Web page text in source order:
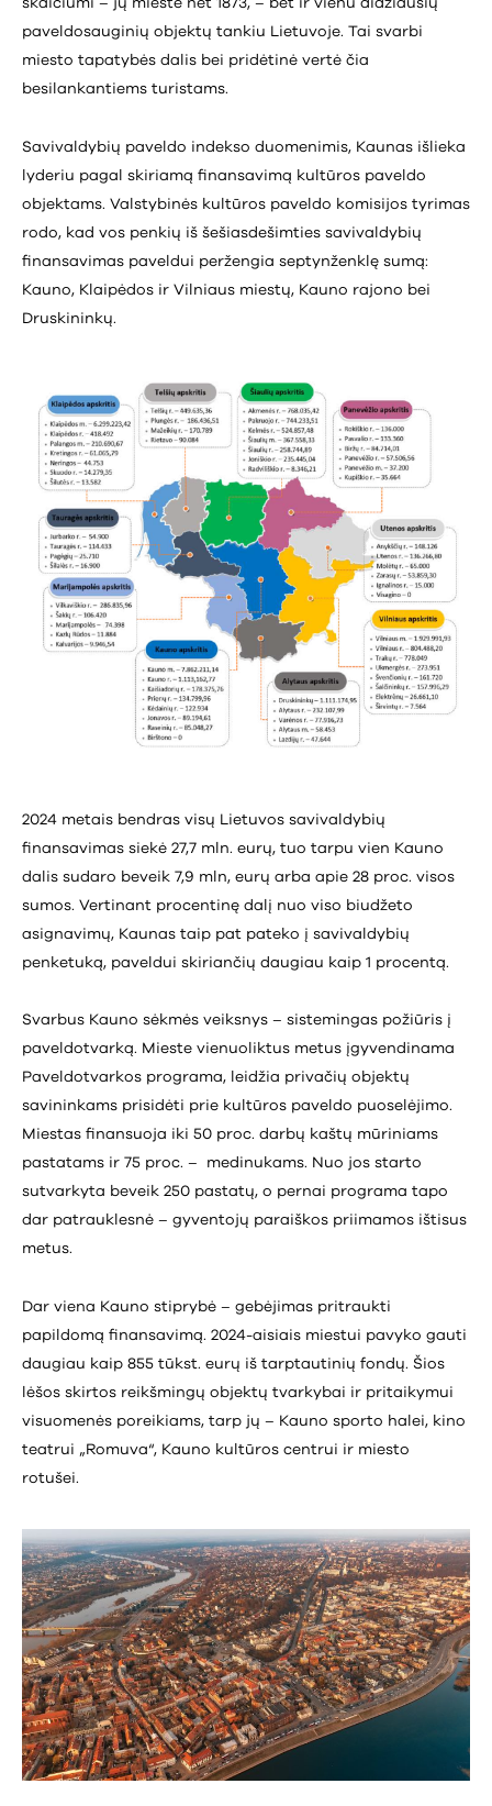
skaičiumi – jų mieste net 1873, – bet ir vienu didžiausių
paveldosauginių objektų tankiu Lietuvoje. Tai svarbi
miesto tapatybės dalis bei pridėtinė vertė čia
besilankantiems turistams.
Savivaldybių paveldo indekso duomenimis, Kaunas išlieka
lyderiu pagal skiriamą finansavimą kultūros paveldo
objektams. Valstybinės kultūros paveldo komisijos tyrimas
rodo, kad vos penkių iš šešiasdešimties savivaldybių
finansavimas paveldui peržengia septynženklę sumą:
Kauno, Klaipėdos ir Vilniaus miestų, Kauno rajono bei
Druskininkų.
2024 metais bendras visų Lietuvos savivaldybių
finansavimas siekė 27,7 mln. eurų, tuo tarpu vien Kauno
dalis sudaro beveik 7,9 mln, eurų arba apie 28 proc. visos
sumos. Vertinant procentinę dalį nuo viso biudžeto
asignavimų, Kaunas taip pat pateko į savivaldybių
penketuką, paveldui skiriančių daugiau kaip 1 procentą.
Svarbus Kauno sėkmės veiksnys – sistemingas požiūris į
paveldotvarką. Mieste vienuoliktus metus įgyvendinama
Paveldotvarkos programa, leidžia privačių objektų
savininkams prisidėti prie kultūros paveldo puoselėjimo.
Miestas finansuoja iki 50 proc. darbų kaštų mūriniams
pastatams ir 75 proc. – medinukams. Nuo jos starto
sutvarkyta beveik 250 pastatų, o pernai programa tapo
dar patrauklesnė – gyventojų paraiškos priimamos ištisus
metus.
Dar viena Kauno stiprybė – gebėjimas pritraukti
papildomą finansavimą. 2024-aisiais miestui pavyko gauti
daugiau kaip 855 tūkst. eurų iš tarptautinių fondų. Šios
lėšos skirtos reikšmingų objektų tvarkybai ir pritaikymui
visuomenės poreikiams, tarp jų – Kauno sporto halei, kino
teatrui „Romuva“, Kauno kultūros centrui ir miesto
rotušei.